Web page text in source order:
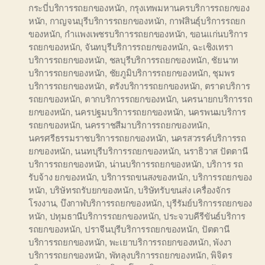
กระบี่บริการรถยกของหนัก, กรุงเทพมหานครบริการรถยกของ
หนัก, กาญจนบุรีบริการรถยกของหนัก, กาฬสินธุ์บริการรถยก
ของหนัก, กำแพงเพชรบริการรถยกของหนัก, ขอนแก่นบริการ
รถยกของหนัก, จันทบุรีบริการรถยกของหนัก, ฉะเชิงเทรา
บริการรถยกของหนัก, ชลบุรีบริการรถยกของหนัก, ชัยนาท
บริการรถยกของหนัก, ชัยภูมิบริการรถยกของหนัก, ชุมพร
บริการรถยกของหนัก, ตรังบริการรถยกของหนัก, ตราดบริการ
รถยกของหนัก, ตากบริการรถยกของหนัก, นครนายกบริการรถ
ยกของหนัก, นครปฐมบริการรถยกของหนัก, นครพนมบริการ
รถยกของหนัก, นครราชสีมาบริการรถยกของหนัก,
นครศรีธรรมราชบริการรถยกของหนัก, นครสวรรค์บริการรถ
ยกของหนัก, นนทบุรีบริการรถยกของหนัก, นราธิวาส ปัตตานี
บริการรถยกของหนัก, น่านบริการรถยกของหนัก, บริการ รถ
รับจ้าง ยกของหนัก, บริการรถขนสงของหนัก,บริการรถยกของ
หนัก, บริษัทรถรับยกของหนัก,บริษัทรับขนส่ง เครื่องจักร
โรงงาน, บึงกาฬบริการรถยกของหนัก,บุรีรัมย์บริการรถยกของ
หนัก, ปทุมธานีบริการรถยกของหนัก, ประจวบคีรีขันธ์บริการ
รถยกของหนัก, ปราจีนบุรีบริการรถยกของหนัก, ปัตตานี
บริการรถยกของหนัก, พะเยาบริการรถยกของหนัก,พังงา
บริการรถยกของหนัก, พัทลุงบริการรถยกของหนัก,พิจิตร